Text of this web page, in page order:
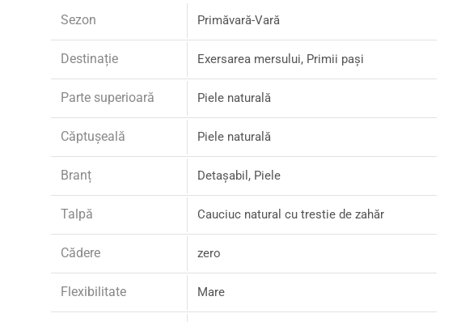
Sezon Primăvară-Vară
Destinație Exersarea mersului, Primii pași
Parte superioară Piele naturală
Căptușeală Piele naturală
Branț Detașabil, Piele
Talpă Cauciuc natural cu trestie de zahăr
Cădere zero
Flexibilitate Mare